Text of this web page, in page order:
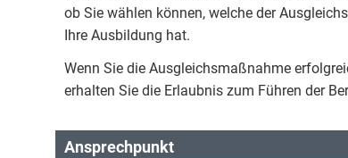
ob Sie wählen können, welche der
Ihre Ausbildung hat.
Wenn Sie die Ausgleichsmaßnahme
erhalten Sie die Erlaubnis zum Führen der
Ansprechpunkt